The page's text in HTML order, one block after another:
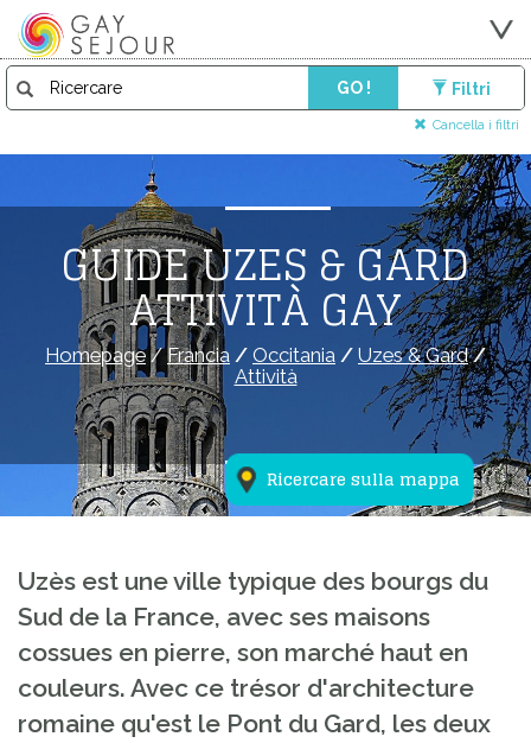
GO ! Filtri
Cancella i filtri
Ricercare sulla mappa
GUIDE UZES & GARD
ATTIVITÀ GAY
Homepage/Francia / Occitania / Uzes & Gard/
Attività
Uzès est une ville typique des bourgs du
Sud de la France, avec ses maisons
cossues en pierre, son marché haut en
couleurs. Avec ce trésor d'architecture
romaine qu'est le Pont du Gard, les deux